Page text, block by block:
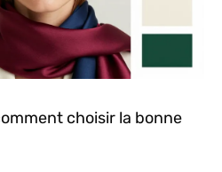
choisir la bonne